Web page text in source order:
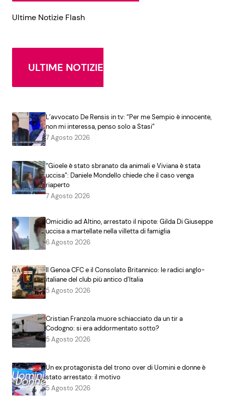
Ultime Notizie Flash
ULTIME NOTIZIE
L’avvocato De Rensis in tv: “Per me Sempio è innocente,
non mi interessa, penso solo a Stasi”
7 Agosto 2026
“Gioele è stato sbranato da animali e Viviana è stata
uccisa”: Daniele Mondello chiede che il caso venga
riaperto
7 Agosto 2026
Omicidio ad Altino, arrestato il nipote: Gilda Di Giuseppe
uccisa a martellate nella villetta di famiglia
6 Agosto 2026
Il Genoa CFC e il Consolato Britannico: le radici anglo-
italiane del club più antico d’Italia
5 Agosto 2026
Cristian Franzola muore schiacciato da un tir a
Codogno: si era addormentato sotto?
5 Agosto 2026
Un ex protagonista del trono over di Uomini e donne è
stato arrestato: il motivo
5 Agosto 2026